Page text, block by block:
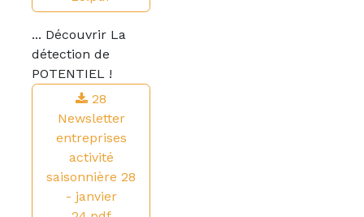
... Découvrir La
détection de
POTENTIEL !
28
Newsletter
entreprises
activité
saisonnière 28
- janvier